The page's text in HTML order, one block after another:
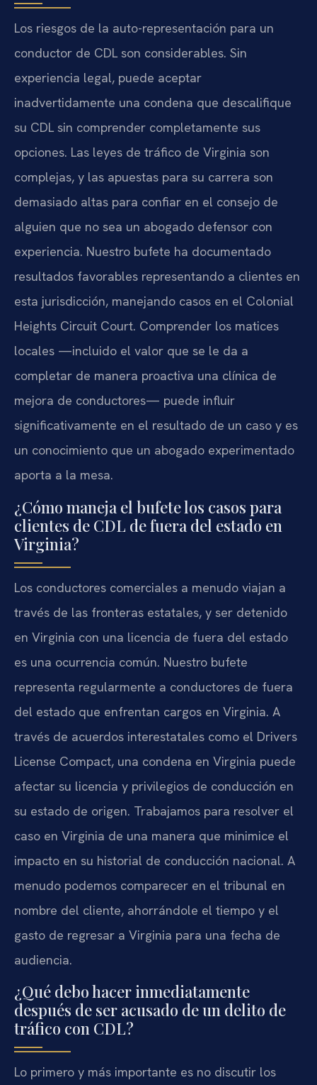
Los riesgos de la auto-representación para un
conductor de CDL son considerables. Sin
experiencia legal, puede aceptar
inadvertidamente una condena que descalifique
su CDL sin comprender completamente sus
opciones. Las leyes de tráfico de Virginia son
complejas, y las apuestas para su carrera son
demasiado altas para confiar en el consejo de
alguien que no sea un abogado defensor con
experiencia. Nuestro bufete ha documentado
resultados favorables representando a clientes en
esta jurisdicción, manejando casos en el Colonial
Heights Circuit Court. Comprender los matices
locales —incluido el valor que se le da a
completar de manera proactiva una clínica de
mejora de conductores— puede influir
significativamente en el resultado de un caso y es
un conocimiento que un abogado experimentado
aporta a la mesa.
¿Cómo maneja el bufete los casos para
clientes de CDL de fuera del estado en
Virginia?
Los conductores comerciales a menudo viajan a
través de las fronteras estatales, y ser detenido
en Virginia con una licencia de fuera del estado
es una ocurrencia común. Nuestro bufete
representa regularmente a conductores de fuera
del estado que enfrentan cargos en Virginia. A
través de acuerdos interestatales como el Drivers
License Compact, una condena en Virginia puede
afectar su licencia y privilegios de conducción en
su estado de origen. Trabajamos para resolver el
caso en Virginia de una manera que minimice el
impacto en su historial de conducción nacional. A
menudo podemos comparecer en el tribunal en
nombre del cliente, ahorrándole el tiempo y el
gasto de regresar a Virginia para una fecha de
audiencia.
¿Qué debo hacer inmediatamente
después de ser acusado de un delito de
tráfico con CDL?
Lo primero y más importante es no discutir los